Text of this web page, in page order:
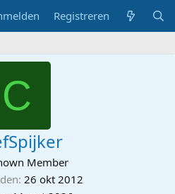
Registreren
C
Member
26 okt 2012